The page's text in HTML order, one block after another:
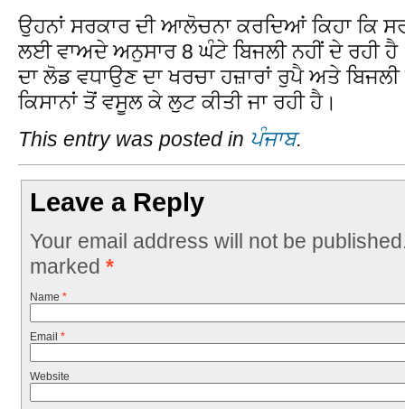
ਉਹਨਾਂ ਸਰਕਾਰ ਦੀ ਆਲੋਚਨਾ ਕਰਦਿਆਂ ਕਿਹਾ ਕਿ
ਲਈ ਵਾਅਦੇ ਅਨੁਸਾਰ 8 ਘੰਟੇ ਬਿਜਲੀ ਨਹੀਂ ਦੇ ਰਹੀ
ਦਾ ਲੋਡ ਵਧਾਉਣ ਦਾ ਖਰਚਾ ਹਜ਼ਾਰਾਂ ਰੁਪੈ ਅਤੇ ਬਿਜਲੀ
ਕਿਸਾਨਾਂ ਤੋਂ ਵਸੂਲ ਕੇ ਲੁਟ ਕੀਤੀ ਜਾ ਰਹੀ ਹੈ।
This entry was posted in ਪੰਜਾਬ.
Leave a Reply
Your email address will not be
marked *
Name *
Email *
Website